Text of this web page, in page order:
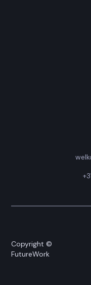
Copyright ©
FutureWork